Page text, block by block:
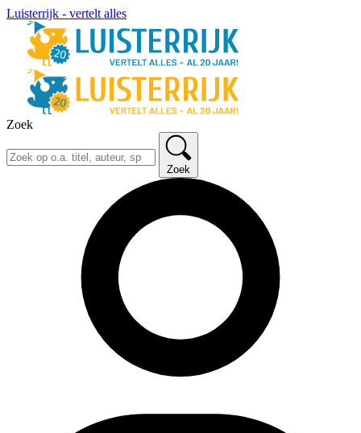
Luisterrijk - vertelt alles
Zoek
Zoek